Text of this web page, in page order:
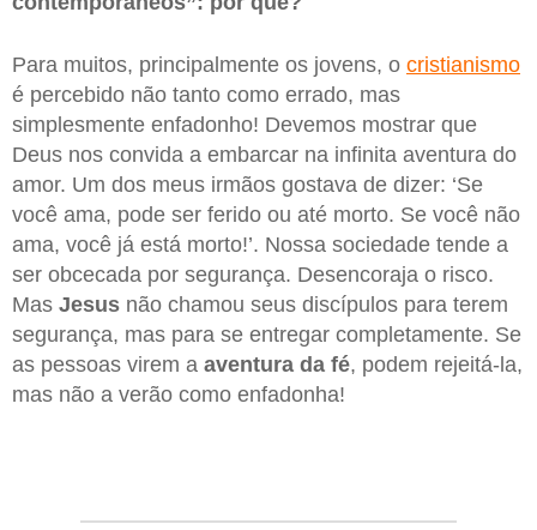
Para muitos, principalmente os jovens, o cristianismo
é percebido não tanto como errado, mas
simplesmente enfadonho! Devemos mostrar que
Deus nos convida a embarcar na infinita aventura do
amor. Um dos meus irmãos gostava de dizer: ‘Se
você ama, pode ser ferido ou até morto. Se você não
ama, você já está morto!’. Nossa sociedade tende a
ser obcecada por segurança. Desencoraja o risco.
Mas Jesus não chamou seus discípulos para terem
segurança, mas para se entregar completamente. Se
as pessoas virem a aventura da fé, podem rejeitá-la,
mas não a verão como enfadonha!